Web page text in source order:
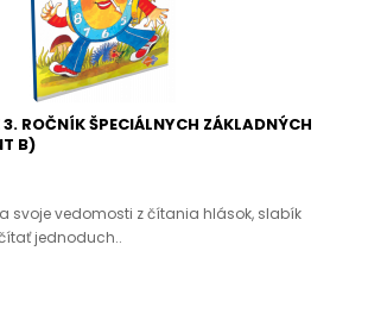
3. ROČNÍK ŠPECIÁLNYCH ZÁKLADNÝCH
B)
svoje vedomosti z čítania hlások, slabík
jednoduch..